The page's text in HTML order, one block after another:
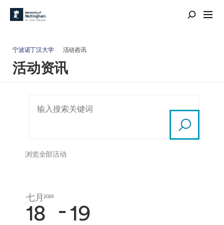
宁波诺丁汉大学 活动咨讯
活动资讯
浏览全部活动
七月2026
18 - 19